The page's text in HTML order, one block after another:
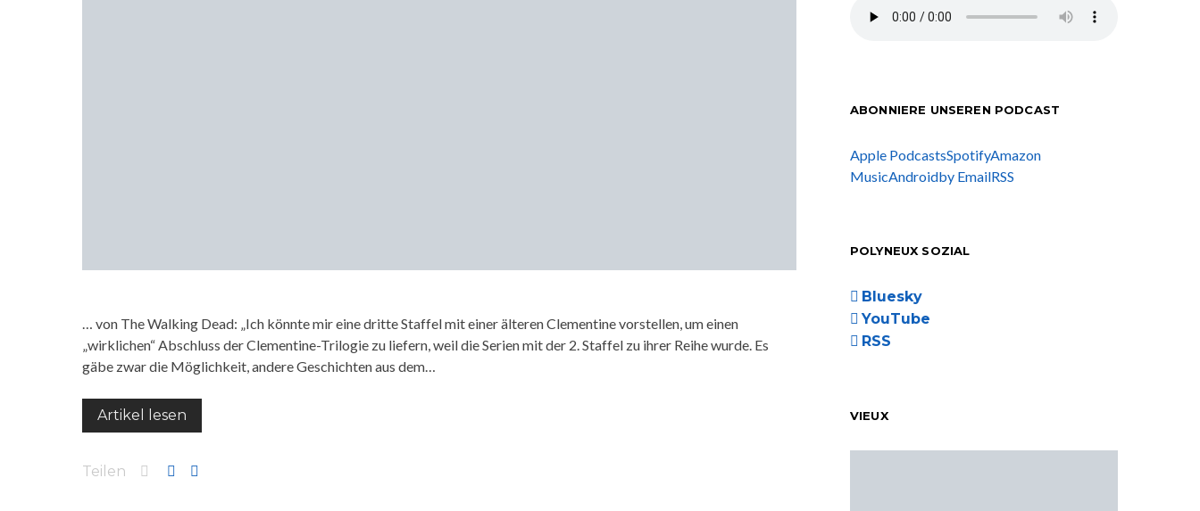
… von The Walking Dead: „Ich könnte mir eine dritte Staffel mit einer älteren Clementine vorstellen, um einen
„wirklichen“ Abschluss der Clementine-Trilogie zu liefern, weil die Serien mit der 2. Staffel zu ihrer Reihe wurde. Es
gäbe zwar die Möglichkeit, andere Geschichten aus dem…
Artikel lesen
Teilen
ABONNIERE UNSEREN PODCAST
Apple PodcastsSpotifyAmazon
MusicAndroidby EmailRSS
POLYNEUX SOZIAL
Bluesky
YouTube
RSS
VIEUX